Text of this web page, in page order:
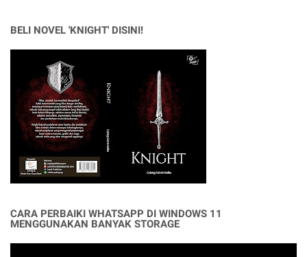
BELI NOVEL 'KNIGHT' DISINI!
CARA PERBAIKI WHATSAPP DI WINDOWS 11
MENGGUNAKAN BANYAK STORAGE